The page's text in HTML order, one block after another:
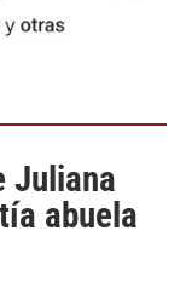
Juliana
abuela